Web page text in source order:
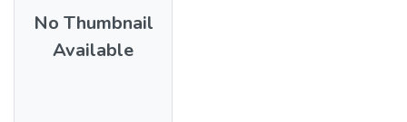
No Thumbnail
Available